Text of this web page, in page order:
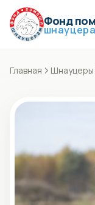
Фонд
Главная Шнауцеры